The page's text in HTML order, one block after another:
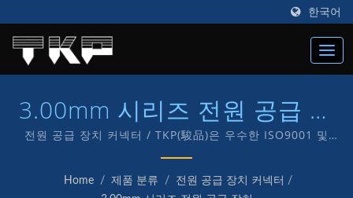
한국어
3.00mm 시리즈 전원 공급 장
치
전원 공급 장치 커넥터 / TKP(駿品)은 우수한 ISO9001 및
IATF16949 커넥터 제조업체로 1987년에 설립되었으며, 전자
및 컴퓨터용 다양한 종류의 커넥터 제조에 "TKP" 자체 브랜드
를 전념하고 있습니다.
Home / 제품 분류 / 전원 공급 장치 커넥터 /